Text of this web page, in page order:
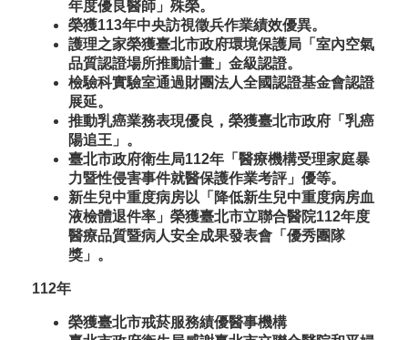
年度優良醫師」殊榮。
榮獲113年中央訪視徵兵作業績效優異。
護理之家榮獲臺北市政府環境保護局「室內空氣
品質認證場所推動計畫」金級認證。
檢驗科實驗室通過財團法人全國認證基金會認證
展延。
推動乳癌業務表現優良，榮獲臺北市政府「乳癌
陽追王」。
臺北市政府衛生局112年「醫療機構受理家庭暴
力暨性侵害事件就醫保護作業考評」優等。
新生兒中重度病房以「降低新生兒中重度病房血
液檢體退件率」榮獲臺北市立聯合醫院112年度
醫療品質暨病人安全成果發表會「優秀團隊
獎」。
112年
榮獲臺北市戒菸服務績優醫事機構